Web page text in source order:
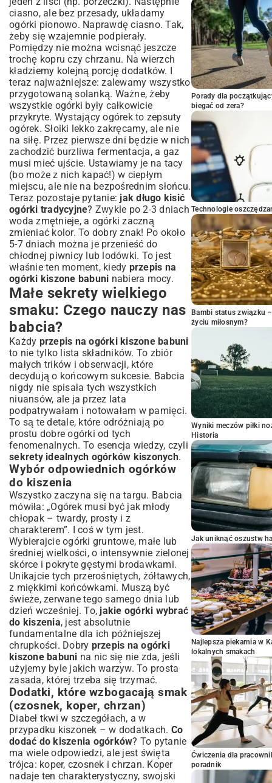
ciasno, ale bez przesady, układamy
ogórki pionowo. Naprawdę ciasno. Tak,
żeby się wzajemnie podpierały.
Pomiędzy nie można wcisnąć jeszcze
trochę kopru czy chrzanu. Na wierzch
kładziemy kolejną porcję dodatków. I
teraz najważniejsze: zalewamy wszystko
przygotowaną solanką. Ważne, żeby
wszystkie ogórki były całkowicie
przykryte. Wystający ogórek to zepsuty
ogórek. Słoiki lekko zakręcamy, ale nie
na siłę. Przez pierwsze dni będzie w nich
zachodzić burzliwa fermentacja, a gaz
musi mieć ujście. Ustawiamy je na tacy
(bo może z nich kapać!) w ciepłym
miejscu, ale nie na bezpośrednim słońcu.
Teraz pozostaje pytanie: jak długo kisić
ogórki tradycyjne? Zwykle po 2-3 dniach
woda zmętnieje, a ogórki zaczną
zmieniać kolor. To dobry znak! Po około
5-7 dniach można je przenieść do
chłodnej piwnicy lub lodówki. To jest
właśnie ten moment, kiedy przepis na
ogórki kiszone babuni nabiera mocy.
Małe sekrety wielkiego
smaku: Czego nauczy nas
babcia?
Każdy przepis na ogórki kiszone babuni
to nie tylko lista składników. To zbiór
małych trików i obserwacji, które
decydują o końcowym sukcesie. Babcia
nigdy nie spisała tych wszystkich
niuansów, ale ja przez lata
podpatrywałam i notowałam w pamięci.
To są te detale, które odróżniają po
prostu dobre ogórki od tych
fenomenalnych. To esencja wiedzy, czyli
sekrety idealnych ogórków kiszonych.
Wybór odpowiednich ogórków
do kiszenia
Wszystko zaczyna się na targu. Babcia
mówiła: „Ogórek musi być jak młody
chłopak – twardy, prosty i z
charakterem”. I coś w tym jest.
Wybierajcie ogórki gruntowe, małe lub
średniej wielkości, o intensywnie zielonej
skórce i pokryte gęstymi brodawkami.
Unikajcie tych przerośniętych, żółtawych,
z miękkimi końcówkami. Muszą być
świeże, zerwane tego samego dnia lub
dzień wcześniej. To, jakie ogórki wybrać
do kiszenia, jest absolutnie
fundamentalne dla ich późniejszej
chrupkości. Dobry przepis na ogórki
kiszone babuni na nic się nie zda, jeśli
użyjemy byle jakich warzyw. To prosta
zasada, której trzeba się trzymać.
Dodatki, które wzbogacają smak
(czosnek, koper, chrzan)
Diabeł tkwi w szczegółach, a w
przypadku kiszonek – w dodatkach. Co
dodać do kiszenia ogórków? To pytanie
ma wiele odpowiedzi, ale jest święta
trójca: koper, czosnek i chrzan. Koper
nadaje ten charakterystyczny, swojski
Porady dla
biegać od zera?
Technologie
Bambi status związku
życiu miłosnym?
Wyniki meczów piłki
Historia
Jak uniknąć oszustw
Najlepsza piekarnia w
lokalnych smakach
Ćwiczenia dla
poradnik